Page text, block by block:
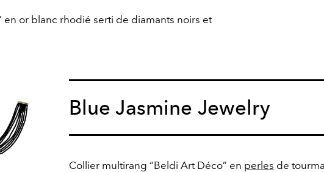
en or blanc rhodié serti de diamants noirs et
Blue Jasmine Jewelry
Collier multirang “Beldi Art Déco” en perles de